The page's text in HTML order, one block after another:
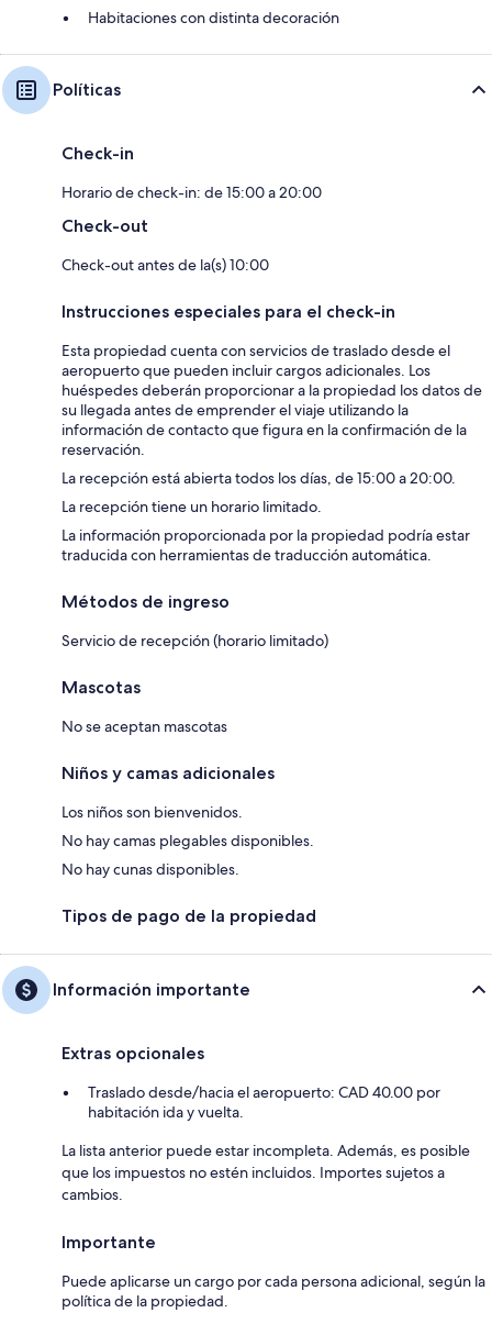
Habitaciones con distinta decoración
Políticas
Check-in
Horario de check-in: de 15:00 a 20:00
Check-out
Check-out antes de la(s) 10:00
Instrucciones especiales para el check-in
Esta propiedad cuenta con servicios de traslado desde el
aeropuerto que pueden incluir cargos adicionales. Los
huéspedes deberán proporcionar a la propiedad los datos de
su llegada antes de emprender el viaje utilizando la
información de contacto que figura en la confirmación de la
reservación.
La recepción está abierta todos los días, de 15:00 a 20:00.
La recepción tiene un horario limitado.
La información proporcionada por la propiedad podría estar
traducida con herramientas de traducción automática.
Métodos de ingreso
Servicio de recepción (horario limitado)
Mascotas
No se aceptan mascotas
Niños y camas adicionales
Los niños son bienvenidos.
No hay camas plegables disponibles.
No hay cunas disponibles.
Tipos de pago de la propiedad
Información importante
Extras opcionales
Traslado desde/hacia el aeropuerto: CAD 40.00 por
habitación ida y vuelta.
La lista anterior puede estar incompleta. Además, es posible
que los impuestos no estén incluidos. Importes sujetos a
cambios.
Importante
Puede aplicarse un cargo por cada persona adicional, según la
política de la propiedad.